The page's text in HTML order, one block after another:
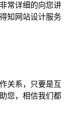
常详细的向您讲
知网站设计服务
关系，只要是互
您，相信我们都